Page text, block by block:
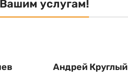
услугам!
Андрей Круглый